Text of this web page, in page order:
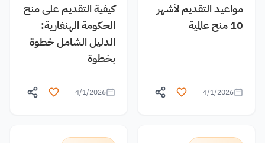
مواعيد التقديم لأشهر
10 منح عالمية
4/1/2026
كيفية التقديم على منح
الحكومة الهنغارية:
الدليل الشامل خطوة
بخطوة
4/1/2026